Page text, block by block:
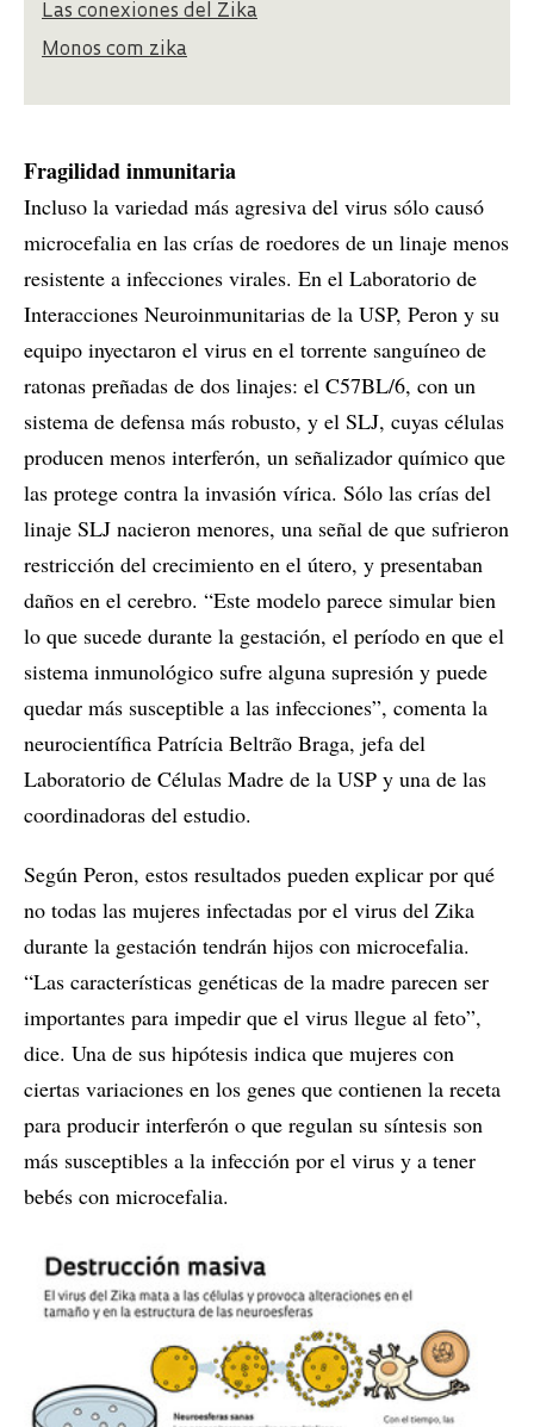
Las conexiones del Zika
Monos com zika
Fragilidad inmunitaria
Incluso la variedad más agresiva del virus sólo causó
microcefalia en las crías de roedores de un linaje menos
resistente a infecciones virales. En el Laboratorio de
Interacciones Neuroinmunitarias de la USP, Peron y su
equipo inyectaron el virus en el torrente sanguíneo de
ratonas preñadas de dos linajes: el C57BL/6, con un
sistema de defensa más robusto, y el SLJ, cuyas células
producen menos interferón, un señalizador químico que
las protege contra la invasión vírica. Sólo las crías del
linaje SLJ nacieron menores, una señal de que sufrieron
restricción del crecimiento en el útero, y presentaban
daños en el cerebro. “Este modelo parece simular bien
lo que sucede durante la gestación, el período en que el
sistema inmunológico sufre alguna supresión y puede
quedar más susceptible a las infecciones”, comenta la
neurocientífica Patrícia Beltrão Braga, jefa del
Laboratorio de Células Madre de la USP y una de las
coordinadoras del estudio.
Según Peron, estos resultados pueden explicar por qué
no todas las mujeres infectadas por el virus del Zika
durante la gestación tendrán hijos con microcefalia.
“Las características genéticas de la madre parecen ser
importantes para impedir que el virus llegue al feto”,
dice. Una de sus hipótesis indica que mujeres con
ciertas variaciones en los genes que contienen la receta
para producir interferón o que regulan su síntesis son
más susceptibles a la infección por el virus y a tener
bebés con microcefalia.